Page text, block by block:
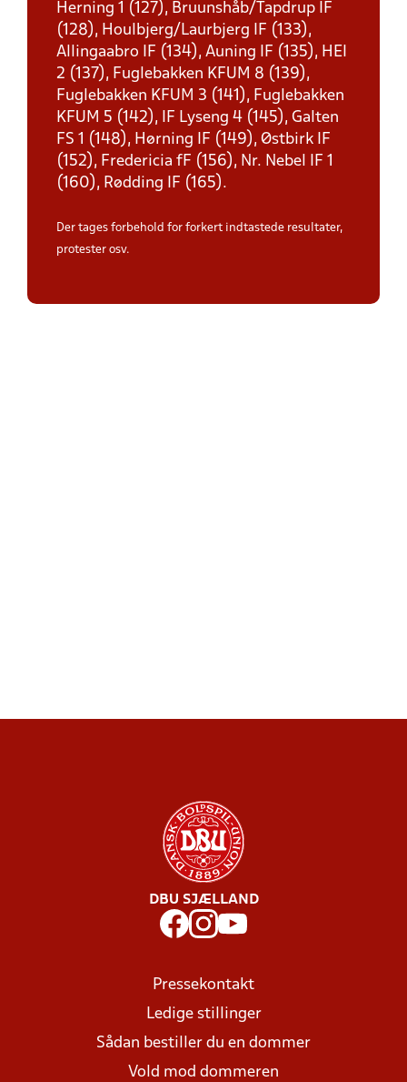
Herning 1 (127), Bruunshåb/Tapdrup IF
(128), Houlbjerg/Laurbjerg IF (133),
Allingaabro IF (134), Auning IF (135), HEI
2 (137), Fuglebakken KFUM 8 (139),
Fuglebakken KFUM 3 (141), Fuglebakken
KFUM 5 (142), IF Lyseng 4 (145), Galten
FS 1 (148), Hørning IF (149), Østbirk IF
(152), Fredericia fF (156), Nr. Nebel IF 1
(160), Rødding IF (165).
Der tages forbehold for forkert indtastede resultater,
protester osv.
DBU SJÆLLAND
Pressekontakt
Ledige stillinger
Sådan bestiller du en dommer
Vold mod dommeren